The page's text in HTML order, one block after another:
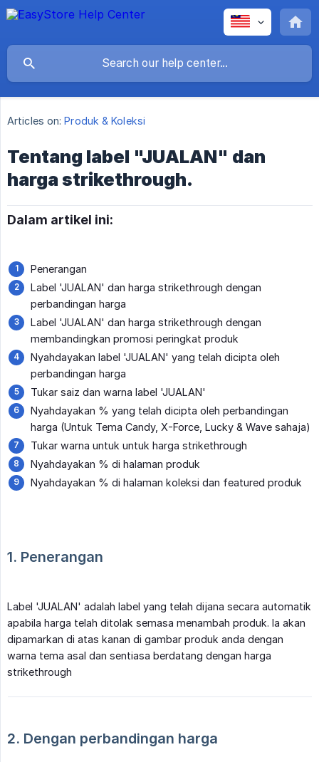
Articles on: Produk & Koleksi
Tentang label "JUALAN" dan
harga strikethrough.
Dalam artikel ini:
Penerangan
Label 'JUALAN' dan harga strikethrough dengan
perbandingan harga
Label 'JUALAN' dan harga strikethrough dengan
membandingkan promosi peringkat produk
Nyahdayakan label 'JUALAN' yang telah dicipta oleh
perbandingan harga
Tukar saiz dan warna label 'JUALAN'
Nyahdayakan % yang telah dicipta oleh perbandingan
harga (Untuk Tema Candy, X-Force, Lucky & Wave sahaja)
Tukar warna untuk untuk harga strikethrough
Nyahdayakan % di halaman produk
Nyahdayakan % di halaman koleksi dan featured produk
1. Penerangan
Label 'JUALAN' adalah label yang telah dijana secara automatik
apabila harga telah ditolak semasa menambah produk. Ia akan
dipamarkan di atas kanan di gambar produk anda dengan
warna tema asal dan sentiasa berdatang dengan harga
strikethrough
2. Dengan perbandingan harga